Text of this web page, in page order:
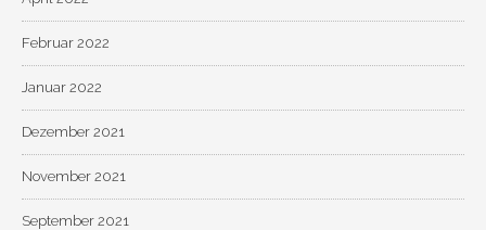
Februar 2022
Januar 2022
Dezember 2021
November 2021
September 2021